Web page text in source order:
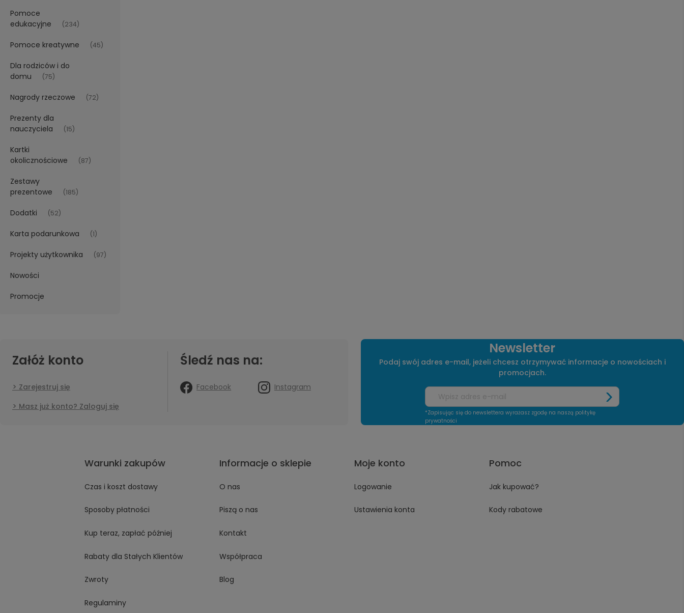
Pomoce
edukacyjne
(234)
Pomoce kreatywne (45)
Dla rodziców i do
domu
(75)
Nagrody rzeczowe (72)
Prezenty dla
nauczyciela
(15)
Kartki
okolicznościowe
(87)
Zestawy
prezentowe
(185)
Dodatki (52)
Karta podarunkowa (1)
Projekty użytkownika (97)
Nowości
Promocje
Załóż konto
Zarejestruj się
Masz już konto? Zaloguj się
Śledź nas na:
Facebook Instagram
Newsletter
Podaj swój adres e-mail, jeżeli chcesz otrzymywać informacje o nowościach i
promocjach.
*Zapisując się do newslettera wyrażasz zgodę na naszą politykę
prywatności
Warunki zakupów
Czas i koszt dostawy
Sposoby płatności
Kup teraz, zapłać później
Rabaty dla Stałych Klientów
Zwroty
Regulaminy
Informacje o sklepie
O nas
Piszą o nas
Kontakt
Współpraca
Blog
Moje konto
Logowanie
Ustawienia konta
Pomoc
Jak kupować?
Kody rabatowe